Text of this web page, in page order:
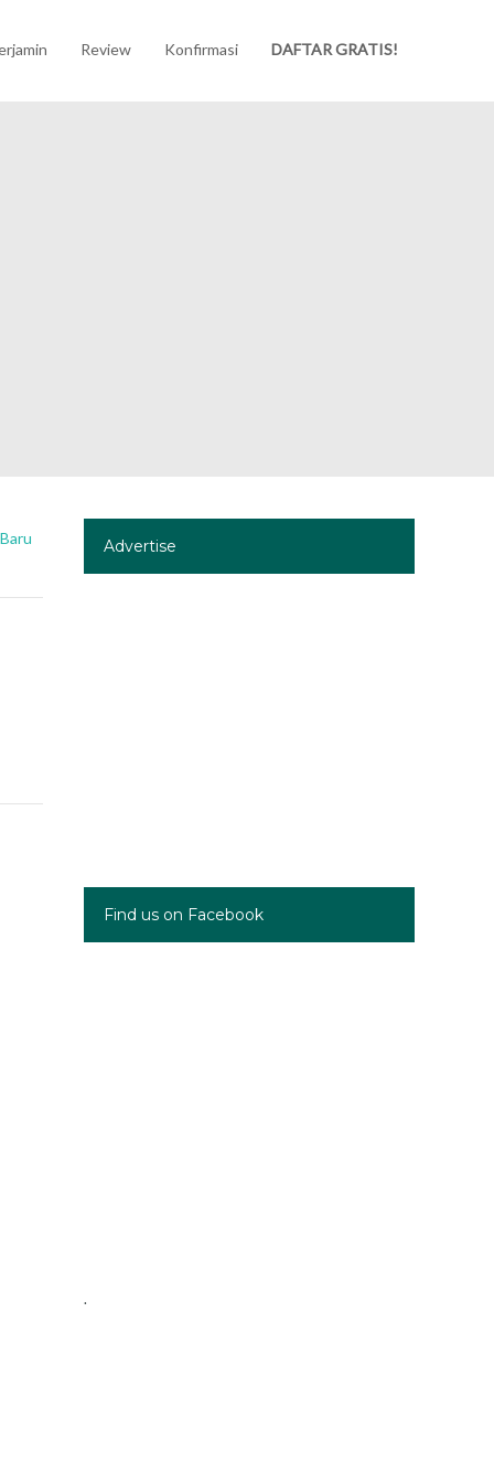
Review Konfirmasi DAFTAR GRATIS!
Advertise
Find us on Facebook
.